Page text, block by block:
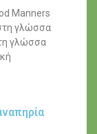
Manners
γλώσσα
γλώσσα